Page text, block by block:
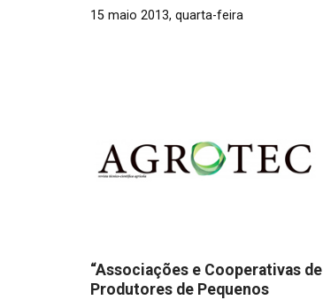
15 maio 2013, quarta-feira
“Associações e Cooperativas de
Produtores de Pequenos